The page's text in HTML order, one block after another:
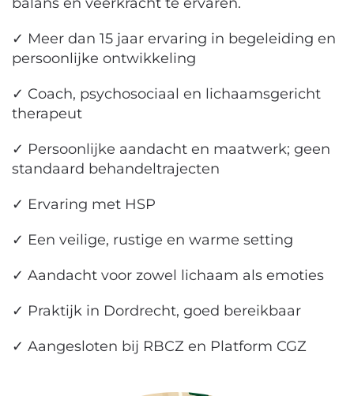
✓ Meer dan 15 jaar ervaring in begeleiding en
persoonlijke ontwikkeling
✓ Coach, psychosociaal en lichaamsgericht
therapeut
✓ Persoonlijke aandacht en maatwerk; geen
standaard behandeltrajecten
✓ Ervaring met HSP
✓ Een veilige, rustige en warme setting
✓ Aandacht voor zowel lichaam als emoties
✓ Praktijk in Dordrecht, goed bereikbaar
✓ Aangesloten bij RBCZ en Platform CGZ